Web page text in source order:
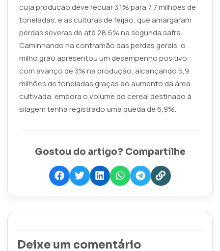
cuja produção deve recuar 3,1% para 7,7 milhões de
toneladas, e as culturas de feijão, que amargaram
perdas severas de até 28,6% na segunda safra.
Caminhando na contramão das perdas gerais, o
milho grão apresentou um desempenho positivo
com avanço de 3% na produção, alcançando 5,9
milhões de toneladas graças ao aumento da área
cultivada, embora o volume do cereal destinado à
silagem tenha registrado uma queda de 6,9%.
Gostou do artigo? Compartilhe
Deixe um comentário